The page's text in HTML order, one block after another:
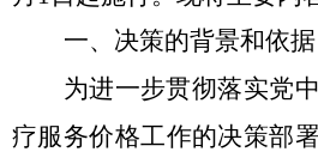
一、 决策的背景和依据
为进一步贯彻落实党
疗服务价格工作的决策部署